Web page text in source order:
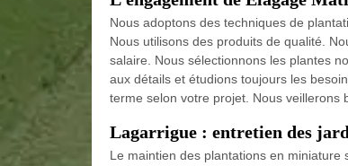
Nous adoptons des techniques de
Nous utilisons des produits de qualité.
salaire. Nous sélectionnons les plantes
aux détails et étudions toujours les
terme selon votre projet. Nous veillerons
Lagarrigue : entretien des
Le maintien des plantations en miniature